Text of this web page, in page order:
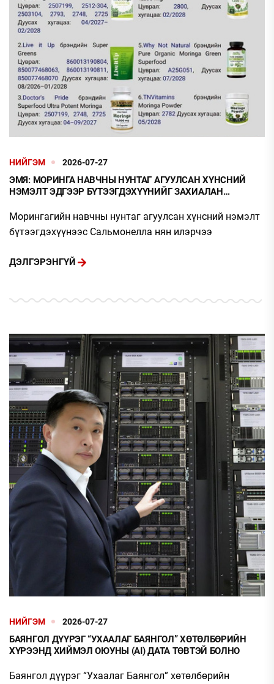
НИЙГЭМ 2026-07-27
ЭМЯ: МОРИНГА НАВЧНЫ НУНТАГ АГУУЛСАН ХҮНСНИЙ
НЭМЭЛТ ЭДГЭЭР БҮТЭЭГДЭХҮҮНИЙГ ЗАХИАЛАН
Морингагийн навчны нунтаг агуулсан хүнсний нэмэлт
бүтээгдэхүүнээс Сальмонелла нян илэрчээ
ДЭЛГЭРЭНГҮЙ
НИЙГЭМ 2026-07-27
БАЯНГОЛ ДҮҮРЭГ “УХААЛАГ БАЯНГОЛ” ХӨТӨЛБӨРИЙН
ХҮРЭЭНД ХИЙМЭЛ ОЮУНЫ (AI) ДАТА ТӨВТЭЙ БОЛНО
Баянгол дүүрэг “Ухаалаг Баянгол” хөтөлбөрийн